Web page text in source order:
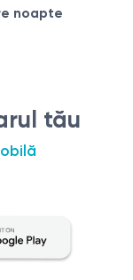
noapte
tău